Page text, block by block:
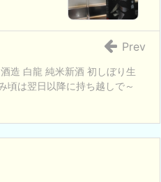
造 白龍 純米新酒 初しぼり生
頃は翌日以降に持ち越しで～
Prev